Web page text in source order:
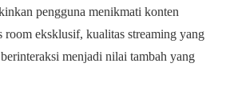
pengguna menikmati konten
room eksklusif, kualitas streaming yang
menjadi nilai tambah yang